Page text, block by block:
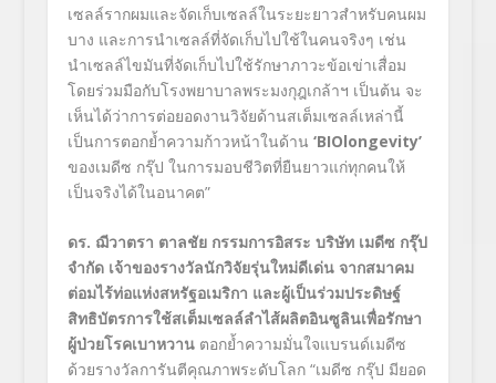
เซลล์รากผมและจัดเก็บเซลล์ในระยะยาวสำหรับคนผม
บาง และการนำเซลล์ที่จัดเก็บไปใช้ในคนจริงๆ เช่น
นำเซลล์ไขมันที่จัดเก็บไปใช้รักษาภาวะข้อเข่าเสื่อม
โดยร่วมมือกับโรงพยาบาลพระมงกุฎเกล้าฯ เป็นต้น จะ
เห็นได้ว่าการต่อยอดงานวิจัยด้านสเต็มเซลล์เหล่านี้
เป็นการตอกย้ำความก้าวหน้าในด้าน ‘BIOlongevity’
ของเมดีซ กรุ๊ป ในการมอบชีวิตที่ยืนยาวแก่ทุกคนให้
เป็นจริงได้ในอนาคต”
ดร. ฌีวาตรา ตาลชัย กรรมการอิสระ บริษัท เมดีซ กรุ๊ป
จำกัด เจ้าของรางวัลนักวิจัยรุ่นใหม่ดีเด่น จากสมาคม
ต่อมไร้ท่อแห่งสหรัฐอเมริกา และผู้เป็นร่วมประดิษฐ์
สิทธิบัตรการใช้สเต็มเซลล์ลำไส้ผลิตอินซูลินเพื่อรักษา
ผู้ป่วยโรคเบาหวาน ตอกย้ำความมั่นใจแบรนด์เมดีซ
ด้วยรางวัลการันตีคุณภาพระดับโลก “เมดีซ กรุ๊ป มียอด